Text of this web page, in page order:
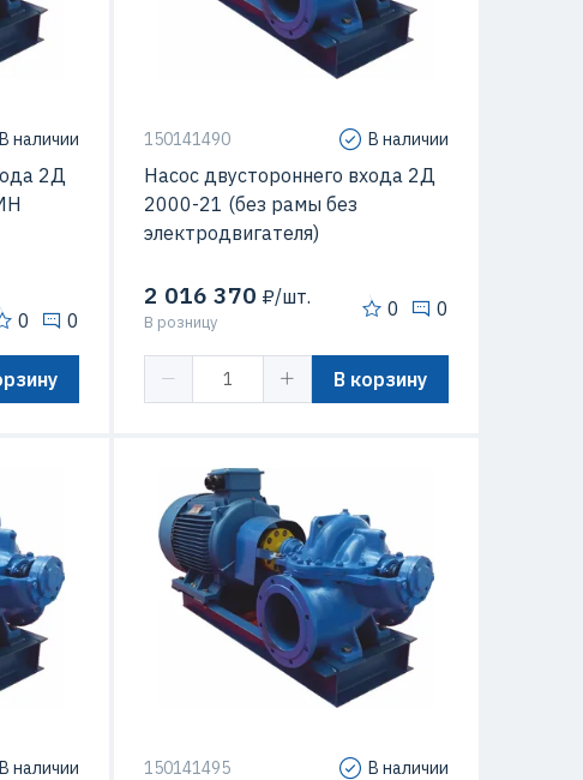
13 м
об/мин
В наличии
2Д
0 0
2000 м3/час
150141490 В наличии
Насос двустороннего входа 2Д
2000-21 (без рамы без
электродвигателя)
2 016 370 ₽/шт.
В розницу
0 0
В корзину
55 кВт
м3/час
10 м
об/мин
В наличии
Мощность 55 кВт
Подача 1250 м3/час
Максимальный напор 10 м
Макс. Скорость вращения 750 об/мин
150141495 В наличии